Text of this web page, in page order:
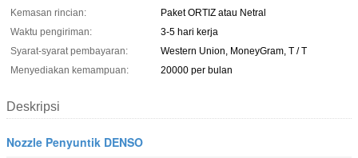
Kemasan rincian:
Paket ORTIZ atau Netral
Waktu pengiriman:
3-5 hari kerja
Syarat-syarat pembayaran:
Western Union, MoneyGram, T / T
Menyediakan kemampuan:
20000 per bulan
Deskripsi
Nozzle Penyuntik DENSO